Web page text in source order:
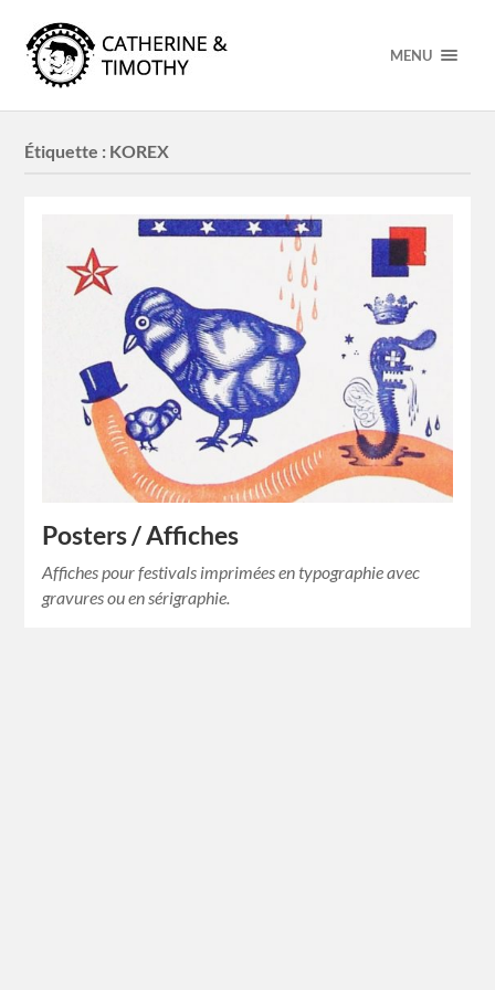
MENU
Étiquette : KOREX
Posters / Affiches
Affiches pour festivals imprimées en typographie avec
gravures ou en sérigraphie.